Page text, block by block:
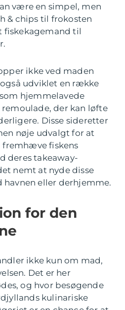
være en simpel, men
& chips til frokosten
fiskekagemand til
ikke ved maden
udviklet en række
hjemmelavede
der kan løfte
Disse sideretter
nøje udvalgt for at
fiskens
deres takeaway-
nemt at nyde disse
eller derhjemme.
for den
ikke kun om mad,
Det er her
og hvor besøgende
kulinariske